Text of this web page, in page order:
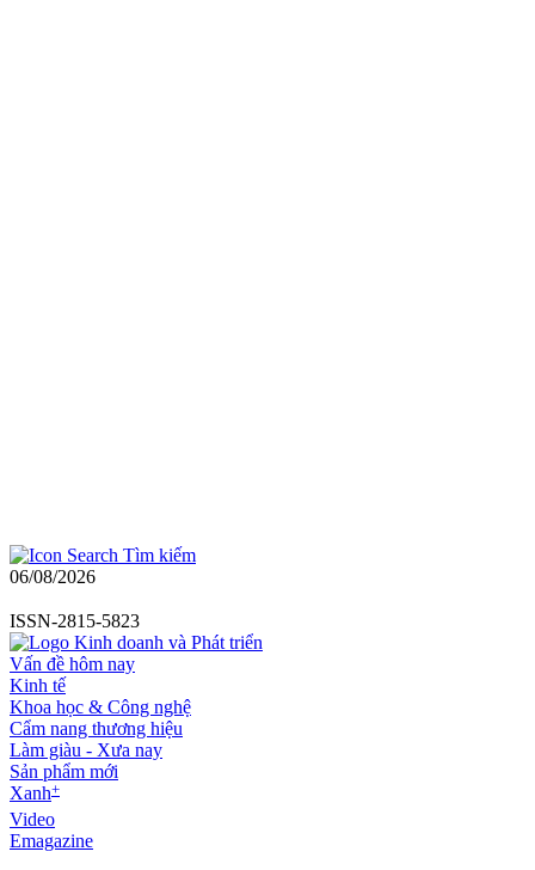
Tìm kiếm
06/08/2026
ISSN-2815-5823
Vấn đề hôm nay
Kinh tế
Khoa học & Công nghệ
Cẩm nang thương hiệu
Làm giàu - Xưa nay
Sản phẩm mới
Xanh+
Video
Emagazine